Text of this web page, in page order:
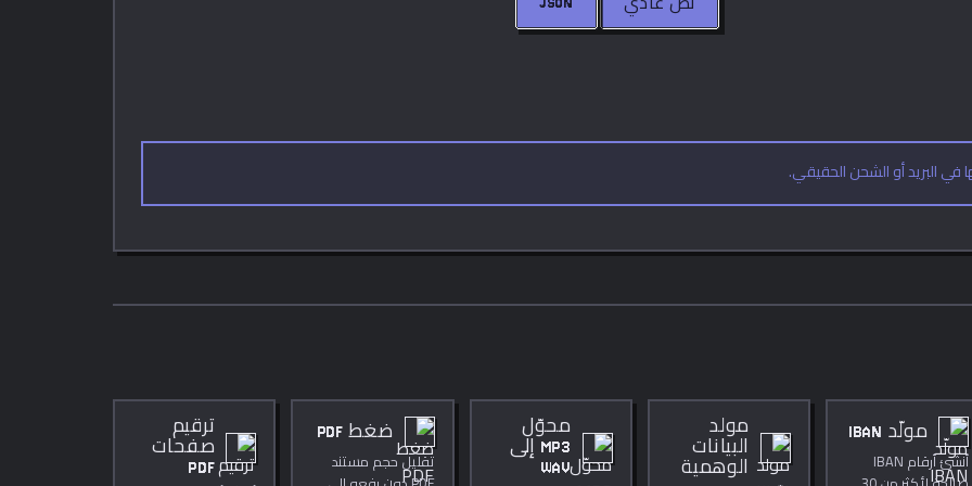
نص عادي
البريد أو الشحن الحقيقي.
مولّد IBAN
أنشئ أرقام IBAN
مولد
البيانات
الوهمية
محوّل
MP3 إلى
WAV
ضغط PDF
تقليل حجم مستند
ترقيم
صفحات
PDF